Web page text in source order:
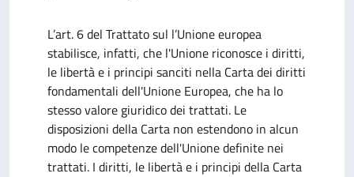
L’art. 6 del Trattato sul l’Unione europea
stabilisce, infatti, che l'Unione riconosce i diritti,
le libertà e i principi sanciti nella Carta dei diritti
fondamentali dell'Unione Europea, che ha lo
stesso valore giuridico dei trattati. Le
disposizioni della Carta non estendono in alcun
modo le competenze dell'Unione definite nei
trattati. I diritti, le libertà e i principi della Carta